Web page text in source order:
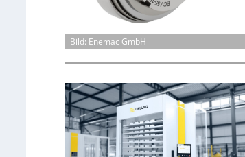
Bild: Enemac GmbH